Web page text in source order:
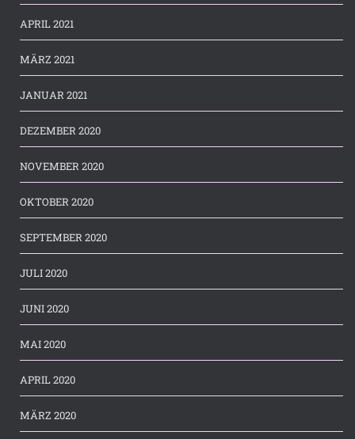
APRIL 2021
MÄRZ 2021
JANUAR 2021
DEZEMBER 2020
NOVEMBER 2020
OKTOBER 2020
SEPTEMBER 2020
JULI 2020
JUNI 2020
MAI 2020
APRIL 2020
MÄRZ 2020